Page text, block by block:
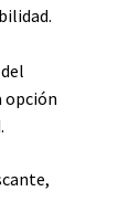
opción